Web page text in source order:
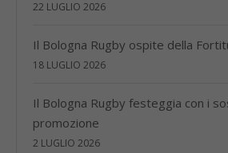
22 LUGLIO 2026
Il Bologna Rugby ospite della
18 LUGLIO 2026
Il Bologna Rugby festeggia con i
promozione
2 LUGLIO 2026